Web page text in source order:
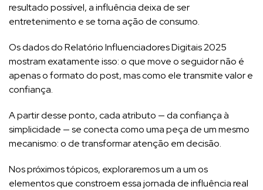
resultado possível, a influência deixa de ser
entretenimento e se torna ação de consumo.
Os dados do Relatório Influenciadores Digitais 2025
mostram exatamente isso: o que move o seguidor não é
apenas o formato do post, mas como ele transmite valor e
confiança.
A partir desse ponto, cada atributo — da confiança à
simplicidade — se conecta como uma peça de um mesmo
mecanismo: o de transformar atenção em decisão.
Nos próximos tópicos, exploraremos um a um os
elementos que constroem essa jornada de influência real